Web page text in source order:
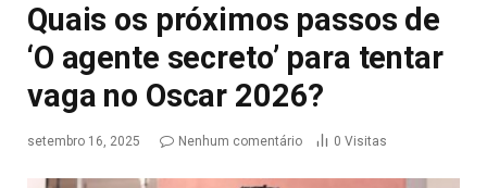
Quais os próximos passos de
‘O agente secreto’ para tentar
vaga no Oscar 2026?
setembro 16, 2025 Nenhum comentário 0 Visitas